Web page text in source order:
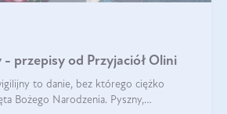
- przepisy od Przyjaciół Olini
to danie, bez którego ciężko
Bożego Narodzenia. Pyszny,